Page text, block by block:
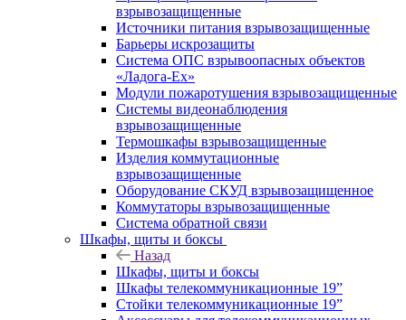
взрывозащищенные
Источники питания взрывозащищенные
Барьеры искрозащиты
Система ОПС взрывоопасных объектов
«Ладога-Ex»
Модули пожаротушения взрывозащищенные
Системы видеонаблюдения
взрывозащищенные
Термошкафы взрывозащищенные
Изделия коммутационные
взрывозащищенные
Оборудование СКУД взрывозащищенное
Коммутаторы взрывозащищенные
Система обратной связи
Шкафы, щиты и боксы
Назад
Шкафы, щиты и боксы
Шкафы телекоммуникационные 19”
Стойки телекоммуникационные 19”